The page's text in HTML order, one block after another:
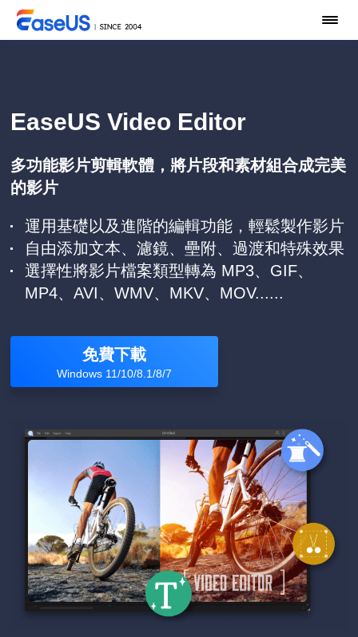
EaseUS Video Editor
多功能影片剪輯軟體，將片段和素材組合成完美
的影片
運用基礎以及進階的編輯功能，輕鬆製作影片
自由添加文本、濾鏡、壘附、過渡和特殊效果
選擇性將影片檔案類型轉為 MP3、GIF、
MP4、AVI、WMV、MKV、MOV......
免費下載
Windows 11/10/8.1/8/7